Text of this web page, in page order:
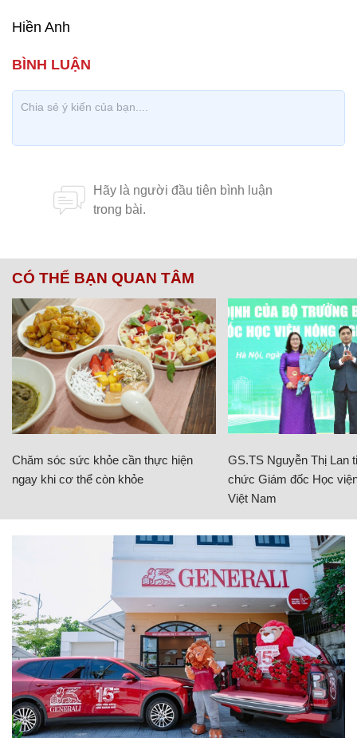
Hiền Anh
CÓ THỂ BẠN QUAN TÂM
Chăm sóc sức khỏe cần thực hiện
ngay khi cơ thể còn khỏe
GS.TS Nguyễn Thị Lan
chức Giám đốc Học
Việt Nam